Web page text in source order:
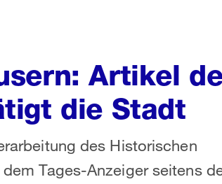
Artikel
die Stadt
des Historischen
Tages-Anzeiger seitens